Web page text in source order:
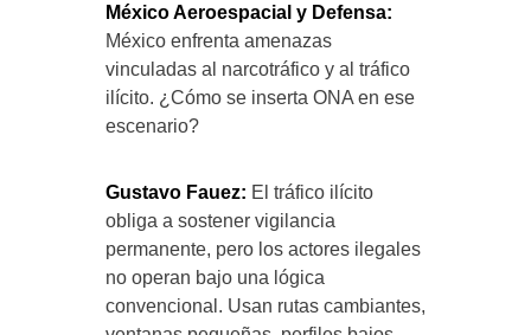
México Aeroespacial y Defensa:
México enfrenta amenazas
vinculadas al narcotráfico y al tráfico
ilícito. ¿Cómo se inserta ONA en ese
escenario?
Gustavo Fauez: El tráfico ilícito
obliga a sostener vigilancia
permanente, pero los actores ilegales
no operan bajo una lógica
convencional. Usan rutas cambiantes,